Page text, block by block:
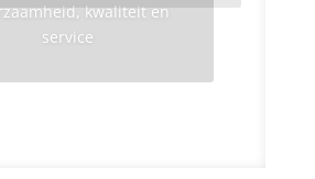
kwaliteit en
service